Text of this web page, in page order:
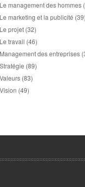
Le management des hommes
Le marketing et la publicité (39)
Le projet (32)
Le travail (46)
Management des entreprises
Stratégie (89)
Valeurs (83)
Vision (49)